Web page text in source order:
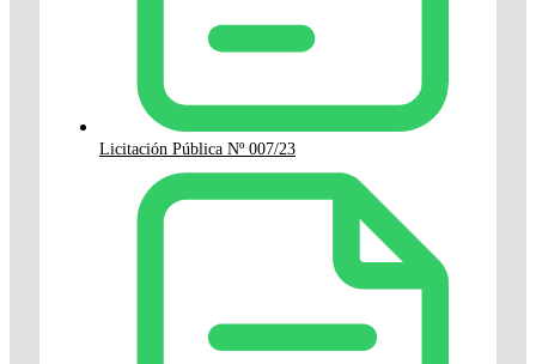
Licitación Pública Nº 007/23